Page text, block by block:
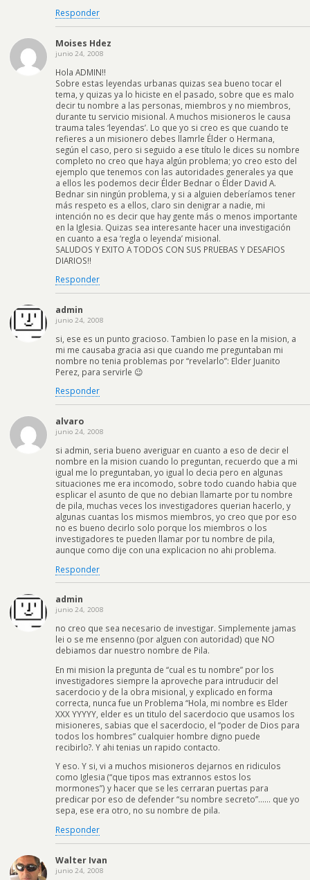
Responder
Moises Hdez
junio 24, 2008
Hola ADMIN!!
Sobre estas leyendas urbanas quizas sea bueno tocar el
tema, y quizas ya lo hiciste en el pasado, sobre que es malo
decir tu nombre a las personas, miembros y no miembros,
durante tu servicio misional. A muchos misioneros le causa
trauma tales ‘leyendas’. Lo que yo si creo es que cuando te
refieres a un misionero debes llamrle Élder o Hermana,
según el caso, pero si seguido a ese título le dices su nombre
completo no creo que haya algún problema; yo creo esto del
ejemplo que tenemos con las autoridades generales ya que
a ellos les podemos decir Élder Bednar o Élder David A.
Bednar sin ningún problema, y si a alguien deberíamos tener
más respeto es a ellos, claro sin denigrar a nadie, mi
intención no es decir que hay gente más o menos importante
en la Iglesia. Quizas sea interesante hacer una investigación
en cuanto a esa ‘regla o leyenda’ misional.
SALUDOS Y EXITO A TODOS CON SUS PRUEBAS Y DESAFIOS
DIARIOS!!
Responder
admin
junio 24, 2008
si, ese es un punto gracioso. Tambien lo pase en la mision, a
mi me causaba gracia asi que cuando me preguntaban mi
nombre no tenia problemas por “revelarlo”: Elder Juanito
Perez, para servirle 😉
Responder
alvaro
junio 24, 2008
si admin, seria bueno averiguar en cuanto a eso de decir el
nombre en la mision cuando lo preguntan, recuerdo que a mi
igual me lo preguntaban, yo igual lo decia pero en algunas
situaciones me era incomodo, sobre todo cuando habia que
esplicar el asunto de que no debian llamarte por tu nombre
de pila, muchas veces los investigadores querian hacerlo, y
algunas cuantas los mismos miembros, yo creo que por eso
no es bueno decirlo solo porque los miembros o los
investigadores te pueden llamar por tu nombre de pila,
aunque como dije con una explicacion no ahi problema.
Responder
admin
junio 24, 2008
no creo que sea necesario de investigar. Simplemente jamas
lei o se me ensenno (por alguen con autoridad) que NO
debiamos dar nuestro nombre de Pila.
En mi mision la pregunta de “cual es tu nombre” por los
investigadores siempre la aproveche para intruducir del
sacerdocio y de la obra misional, y explicado en forma
correcta, nunca fue un Problema “Hola, mi nombre es Elder
XXX YYYYY, elder es un titulo del sacerdocio que usamos los
misioneres, sabias que el sacerdocio, el “poder de Dios para
todos los hombres” cualquier hombre digno puede
recibirlo?. Y ahi tenias un rapido contacto.
Y eso. Y si, vi a muchos misioneros dejarnos en ridiculos
como Iglesia (“que tipos mas extrannos estos los
mormones”) y hacer que se les cerraran puertas para
predicar por eso de defender “su nombre secreto”…… que yo
sepa, ese era otro, no su nombre de pila.
Responder
Walter Ivan
junio 24, 2008